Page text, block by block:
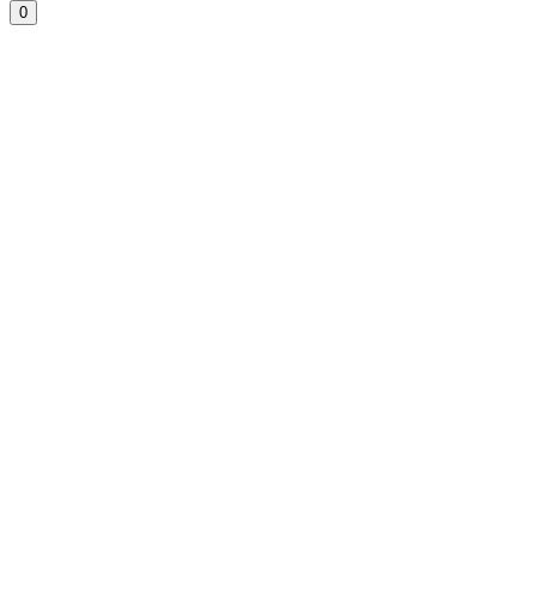
0